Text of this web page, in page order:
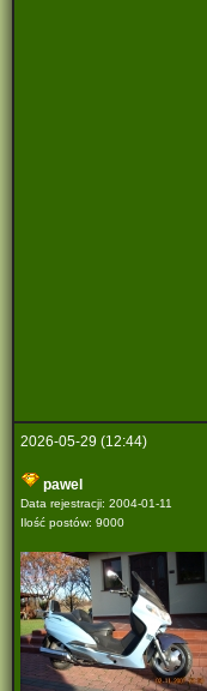
2026-05-29 (12:44)
pawel
Data rejestracji: 2004-01-11
Ilość postów: 9000